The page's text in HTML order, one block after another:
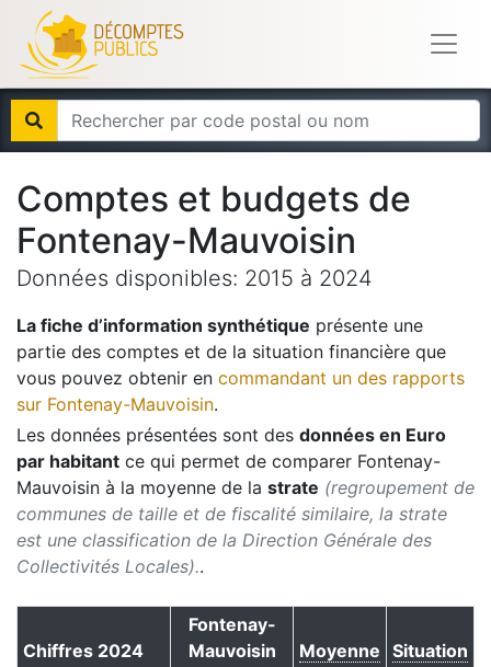
Comptes et budgets de
Fontenay-Mauvoisin
Données disponibles: 2015 à 2024
La fiche d’information synthétique présente une
partie des comptes et de la situation financière que
vous pouvez obtenir en commandant un des rapports
sur Fontenay-Mauvoisin.
Les données présentées sont des données en Euro
par habitant ce qui permet de comparer Fontenay-
Mauvoisin à la moyenne de la strate (regroupement de
communes de taille et de fiscalité similaire, la strate
est une classification de la Direction Générale des
Collectivités Locales)..
Chiffres 2024
Fontenay-
Mauvoisin
Moyenne Situation